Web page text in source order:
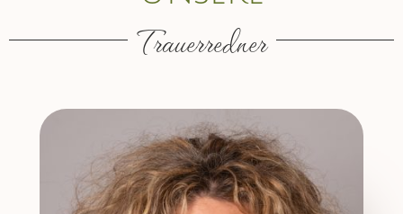
Trauerredner